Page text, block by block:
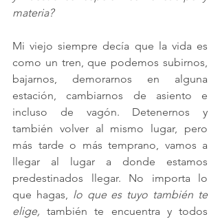
materia?
Mi viejo siempre decía que la vida es
como un tren, que podemos subirnos,
bajarnos, demorarnos en alguna
estación, cambiarnos de asiento e
incluso de vagón. Detenernos y
también volver al mismo lugar, pero
más tarde o más temprano, vamos a
llegar al lugar a donde estamos
predestinados llegar. No importa lo
que hagas, lo que es tuyo también te
elige, también te encuentra y todos